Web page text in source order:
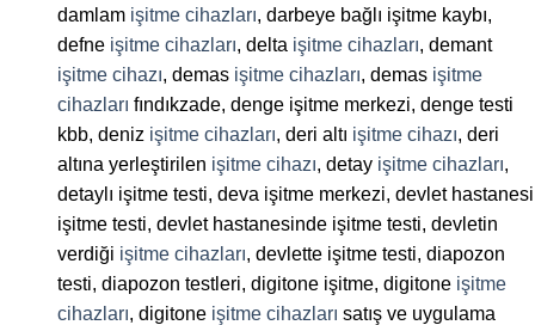
damlam işitme cihazları, darbeye bağlı işitme kaybı,
defne işitme cihazları, delta işitme cihazları, demant
işitme cihazı, demas işitme cihazları, demas işitme
cihazları fındıkzade, denge işitme merkezi, denge testi
kbb, deniz işitme cihazları, deri altı işitme cihazı, deri
altına yerleştirilen işitme cihazı, detay işitme cihazları,
detaylı işitme testi, deva işitme merkezi, devlet hastanesi
işitme testi, devlet hastanesinde işitme testi, devletin
verdiği işitme cihazları, devlette işitme testi, diapozon
testi, diapozon testleri, digitone işitme, digitone işitme
cihazları, digitone işitme cihazları satış ve uygulama